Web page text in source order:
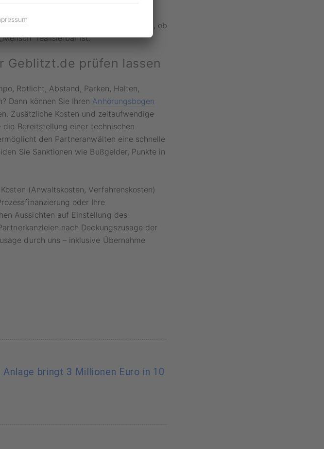
mit stetig ansteigender Zahl
in Angriff nehmen – auch um zu testen, ob
realisierbar ist.
Geblitzt.de prüfen lassen
Rotlicht, Abstand, Parken, Halten,
Dann können Sie Ihren Anhörungsbogen
Zusätzliche Kosten und zeitaufwendige
Bereitstellung einer technischen
den Partneranwälten eine schnelle
Sie Sanktionen wie Bußgelder, Punkte in
(Anwaltskosten, Verfahrenskosten)
oder Ihre
Aussichten auf Einstellung des
nach Deckungszusage der
durch uns – inklusive Übernahme
bringt 3 Millionen Euro in 10